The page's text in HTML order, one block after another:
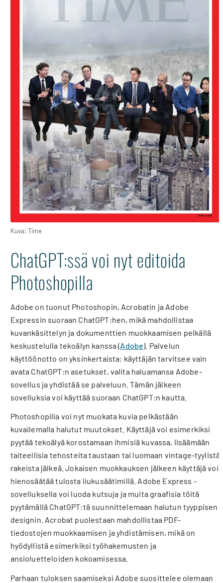
Kuva: Time
ChatGPT:ssä voi nyt editoida
Photoshopilla
Adobe on tuonut Photoshopin, Acrobatin ja Adobe
Expressin suoraan ChatGPT:hen, mikä mahdollistaa
kuvankäsittelyn ja dokumenttien muokkaamisen pelkällä
keskustelulla tekoälyn kanssa (Adobe). Palvelun
käyttöönotto on yksinkertaista: käyttäjän tarvitsee vain
avata ChatGPT:n asetukset, valita haluamansa Adobe-
sovellus ja yhdistää se palveluun. Tämän jälkeen
sovelluksia voi käyttää suoraan ChatGPT:n kautta.
Photoshopilla voi nyt muokata kuvia pelkästään
kuvailemalla halutut muutokset. Käyttäjä voi esimerkiksi
pyytää tekoälyä korostamaan ihmisiä kuvassa, lisäämään
taiteellisia tehosteita taustaan tai luomaan vintage-tyylistä
rakeista jälkeä. Jokaisen muokkauksen jälkeen käyttäjä voi
hienosäätää tulosta liukusäätimillä. Adobe Express -
sovelluksella voi luoda kutsuja ja muita graafisia töitä
pyytämällä ChatGPT:tä suunnittelemaan halutun tyyppisen
designin. Acrobat puolestaan mahdollistaa PDF-
tiedostojen muokkaamisen ja yhdistämisen, mikä on
hyödyllistä esimerkiksi työhakemusten ja
ansioluetteloiden kokoamisessa.
Parhaan tuloksen saamiseksi Adobe suosittelee olemaan